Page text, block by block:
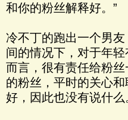
和你的粉丝解释好。”
冷不丁的跑出一个男
间的情况下，对于年
而言，很有责任给粉
的粉丝，平时的关心
好，因此也没有说什么